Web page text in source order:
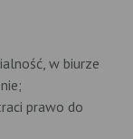
w biurze
prawo do